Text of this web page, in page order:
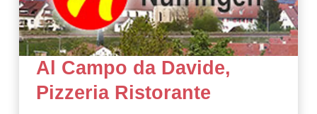
Al Campo da Davide,
Pizzeria Ristorante